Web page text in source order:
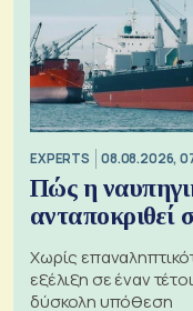
EXPERTS 08.08.2026,
Πώς η
ανταποκριθεί
Χωρίς
εξέλιξη σε έναν
δύσκολη υπόθεση